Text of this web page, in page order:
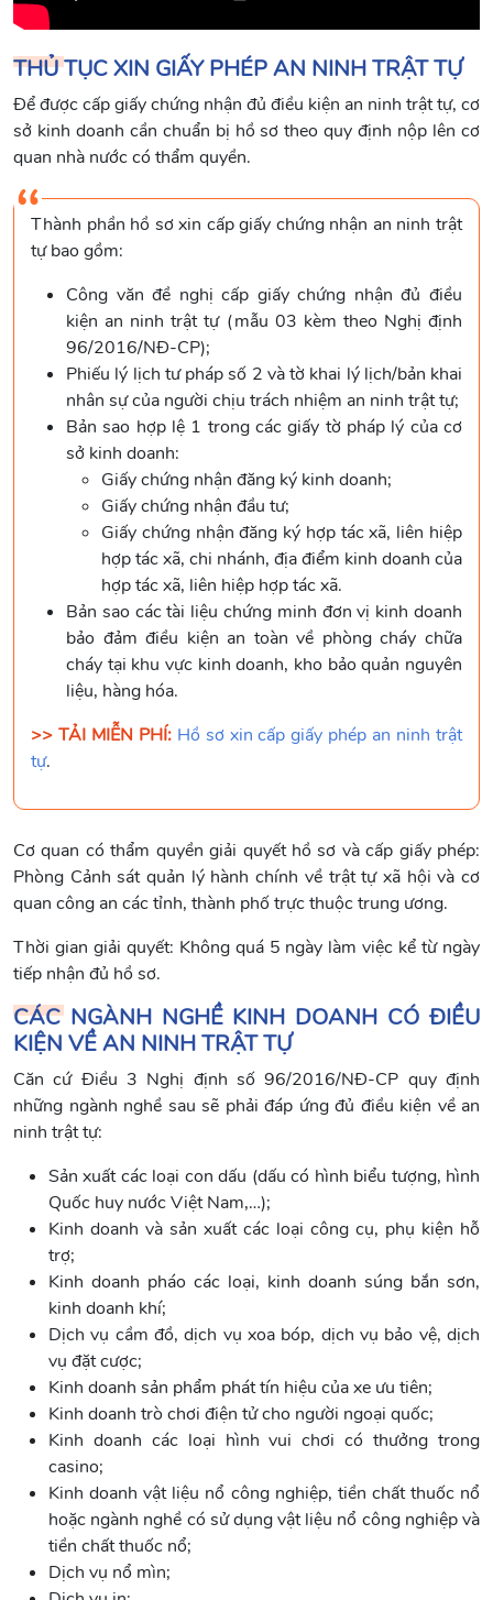
THỦ TỤC XIN GIẤY PHÉP AN NINH TRẬT TỰ
Để được cấp giấy chứng nhận đủ điều kiện an ninh trật tự, cơ
sở kinh doanh cần chuẩn bị hồ sơ theo quy định nộp lên cơ
quan nhà nước có thẩm quyền.
Thành phần hồ sơ xin cấp giấy chứng nhận an ninh trật
tự bao gồm:
Công văn đề nghị cấp giấy chứng nhận đủ điều
kiện an ninh trật tự (mẫu 03 kèm theo Nghị định
96/2016/NĐ-CP);
Phiếu lý lịch tư pháp số 2 và tờ khai lý lịch/bản khai
nhân sự của người chịu trách nhiệm an ninh trật tự;
Bản sao hợp lệ 1 trong các giấy tờ pháp lý của cơ
sở kinh doanh:
Giấy chứng nhận đăng ký kinh doanh;
Giấy chứng nhận đầu tư;
Giấy chứng nhận đăng ký hợp tác xã, liên hiệp
hợp tác xã, chi nhánh, địa điểm kinh doanh của
hợp tác xã, liên hiệp hợp tác xã.
Bản sao các tài liệu chứng minh đơn vị kinh doanh
bảo đảm điều kiện an toàn về phòng cháy chữa
cháy tại khu vực kinh doanh, kho bảo quản nguyên
liệu, hàng hóa.
>> TẢI MIỄN PHÍ: Hồ sơ xin cấp giấy phép an ninh trật
tự.
Cơ quan có thẩm quyền giải quyết hồ sơ và cấp giấy phép:
Phòng Cảnh sát quản lý hành chính về trật tự xã hội và cơ
quan công an các tỉnh, thành phố trực thuộc trung ương.
Thời gian giải quyết: Không quá 5 ngày làm việc kể từ ngày
tiếp nhận đủ hồ sơ.
CÁC NGÀNH NGHỀ KINH DOANH CÓ ĐIỀU
KIỆN VỀ AN NINH TRẬT TỰ
Căn cứ Điều 3 Nghị định số 96/2016/NĐ-CP quy định
những ngành nghề sau sẽ phải đáp ứng đủ điều kiện về an
ninh trật tự:
Sản xuất các loại con dấu (dấu có hình biểu tượng, hình
Quốc huy nước Việt Nam,…);
Kinh doanh và sản xuất các loại công cụ, phụ kiện hỗ
trợ;
Kinh doanh pháo các loại, kinh doanh súng bắn sơn,
kinh doanh khí;
Dịch vụ cầm đồ, dịch vụ xoa bóp, dịch vụ bảo vệ, dịch
vụ đặt cược;
Kinh doanh sản phẩm phát tín hiệu của xe ưu tiên;
Kinh doanh trò chơi điện tử cho người ngoại quốc;
Kinh doanh các loại hình vui chơi có thưởng trong
casino;
Kinh doanh vật liệu nổ công nghiệp, tiền chất thuốc nổ
hoặc ngành nghề có sử dụng vật liệu nổ công nghiệp và
tiền chất thuốc nổ;
Dịch vụ nổ mìn;